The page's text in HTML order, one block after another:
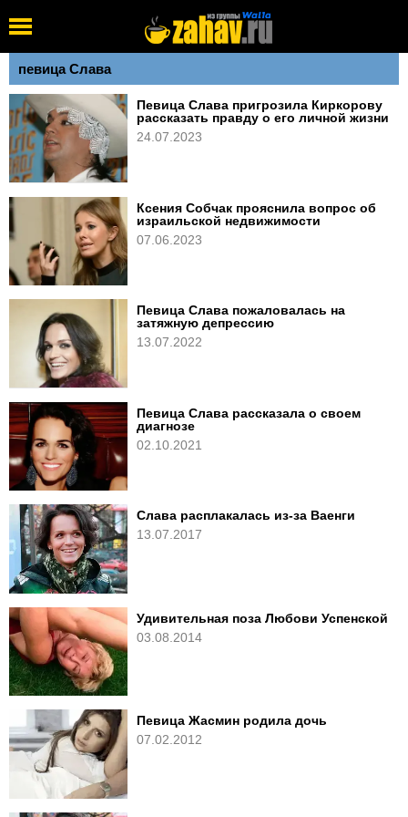
певица Слава
Певица Слава пригрозила Киркорову
рассказать правду о его личной жизни
24.07.2023
Ксения Собчак прояснила вопрос об
израильской недвижимости
07.06.2023
Певица Слава пожаловалась на
затяжную депрессию
13.07.2022
Певица Слава рассказала о своем
диагнозе
02.10.2021
Слава расплакалась из-за Ваенги
13.07.2017
Удивительная поза Любови Успенской
03.08.2014
Певица Жасмин родила дочь
07.02.2012